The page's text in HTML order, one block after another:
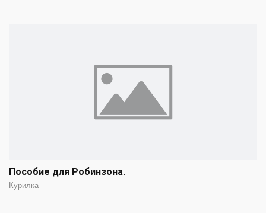
Пособие для Робинзона.
Курилка